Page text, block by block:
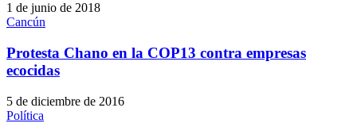
1 de junio de 2018
Cancún
Protesta Chano en la COP13 contra empresas
ecocidas
5 de diciembre de 2016
Política